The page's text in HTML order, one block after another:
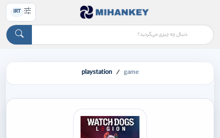
IRT
game
playstation